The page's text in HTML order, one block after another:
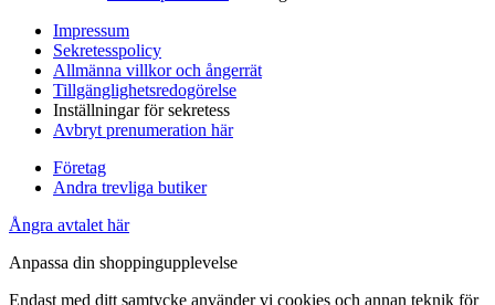
Impressum
Sekretesspolicy
Allmänna villkor och ångerrät
Tillgänglighetsredogörelse
Inställningar för sekretess
Avbryt prenumeration här
Företag
Andra trevliga butiker
Ångra avtalet här
Anpassa din shoppingupplevelse
Endast med ditt samtycke använder vi cookies och annan teknik för